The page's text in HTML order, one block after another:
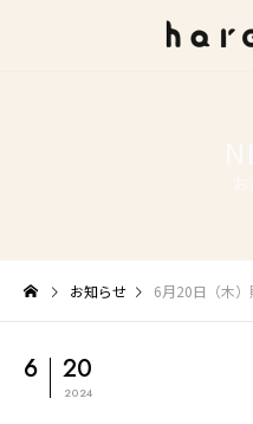
お知らせ 6月20日（木）
6 20
2024